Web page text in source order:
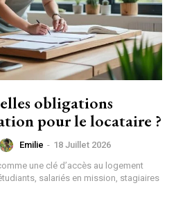
obligations
pour le locataire ?
Emilie - 18 Juillet 2026
une clé d’accès au logement
salariés en mission, stagiaires